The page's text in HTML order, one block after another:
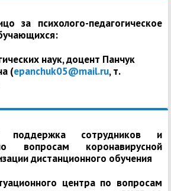
за психолого-педагогическое
наук, доцент Панчук
(epanchuk05@mail.ru, т.
поддержка сотрудников и
вопросам коронавирусной
дистанционного обучения
центра по вопросам